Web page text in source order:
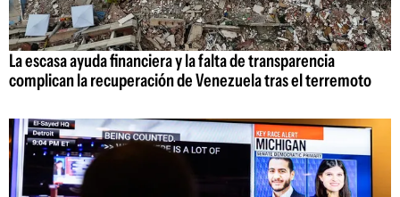
La escasa ayuda financiera y la falta de transparencia
complican la recuperación de Venezuela tras el terremoto